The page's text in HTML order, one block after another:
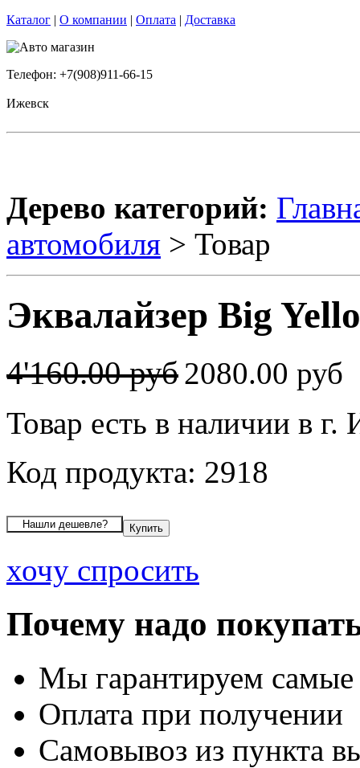
Каталог | О компании | Оплата | Доставка
Телефон: +7(908)911-66-15
Ижевск
Дерево категорий:
автомобиля > Товар
Эквалайзер Big
4'160.00 руб2080.00 руб
Товар есть в наличии в г.
Код продукта: 2918
хочу спросить
Почему надо
Мы гарантируем
Оплата при получении
Самовывоз из пункта